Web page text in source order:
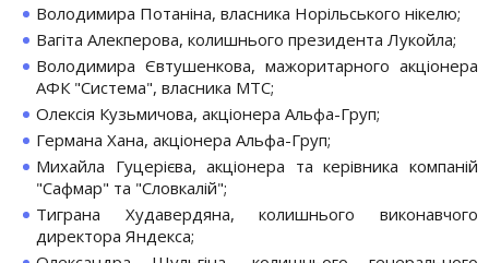
Володимира Потаніна, власника Норільського нікелю;
Вагіта Алекперова, колишнього президента Лукойла;
Володимира Євтушенкова, мажоритарного акціонера
АФК "Система", власника МТС;
Олексія Кузьмичова, акціонера Альфа-Груп;
Германа Хана, акціонера Альфа-Груп;
Михайла Гуцерієва, акціонера та керівника компаній
"Сафмар" та "Словкалій";
Тиграна Худавердяна, колишнього виконавчого
директора Яндекса;